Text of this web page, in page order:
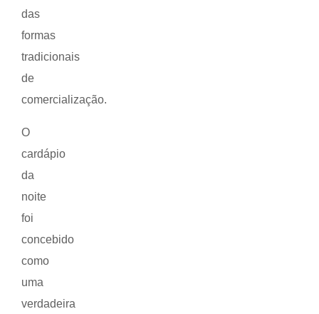
das
formas
tradicionais
de
comercialização.
O
cardápio
da
noite
foi
concebido
como
uma
verdadeira